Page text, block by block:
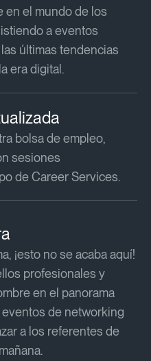
en el mundo de los
a eventos
últimas tendencias
era digital.​
bolsa de empleo,
sesiones
de Career Services.​​
¡esto no se acaba aquí!
profesionales y
en el panorama
de networking
a los referentes de